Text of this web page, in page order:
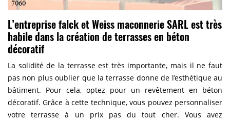
L’entreprise falck et Weiss maconnerie SARL est très
habile dans la création de terrasses en béton
décoratif
La solidité de la terrasse est très importante, mais il ne faut
pas non plus oublier que la terrasse donne de l’esthétique au
bâtiment. Pour cela, optez pour un revêtement en béton
décoratif. Grâce à cette technique, vous pouvez personnaliser
votre terrasse à un prix pas du tout cher. Vous avez